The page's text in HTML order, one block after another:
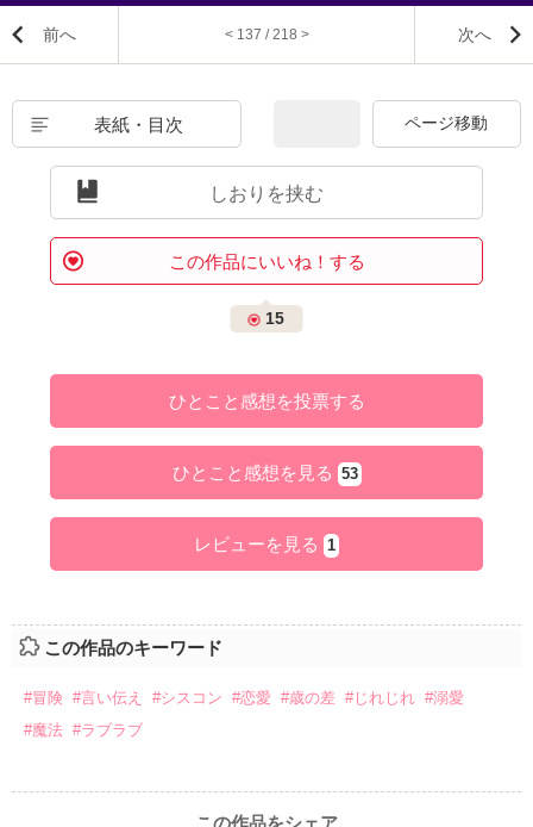
前へ < 137 / 218 > 次へ
表紙・目次
しおりを挟む
この作品にいいね！する
15
ひとこと感想を投票する
ひとこと感想を見る 53
レビューを見る 1
この作品のキーワード
#冒険 #言い伝え #シスコン #恋愛 #歳の差 #じれじれ #溺愛
#魔法 #ラブラブ
この作品をシェア